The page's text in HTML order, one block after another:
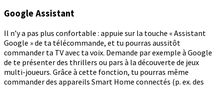
Google Assistant
Il n’y a pas plus confortable : appuie sur la touche « Assistant
Google » de ta télécommande, et tu pourras aussitôt
commander ta TV avec ta voix. Demande par exemple à Google
de te présenter des thrillers ou pars à la découverte de jeux
multi-joueurs. Grâce à cette fonction, tu pourras même
commander des appareils Smart Home connectés (p. ex. des